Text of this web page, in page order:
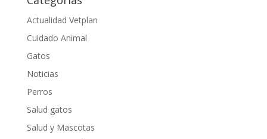
Actualidad Vetplan
Cuidado Animal
Gatos
Noticias
Perros
Salud gatos
Salud y Mascotas